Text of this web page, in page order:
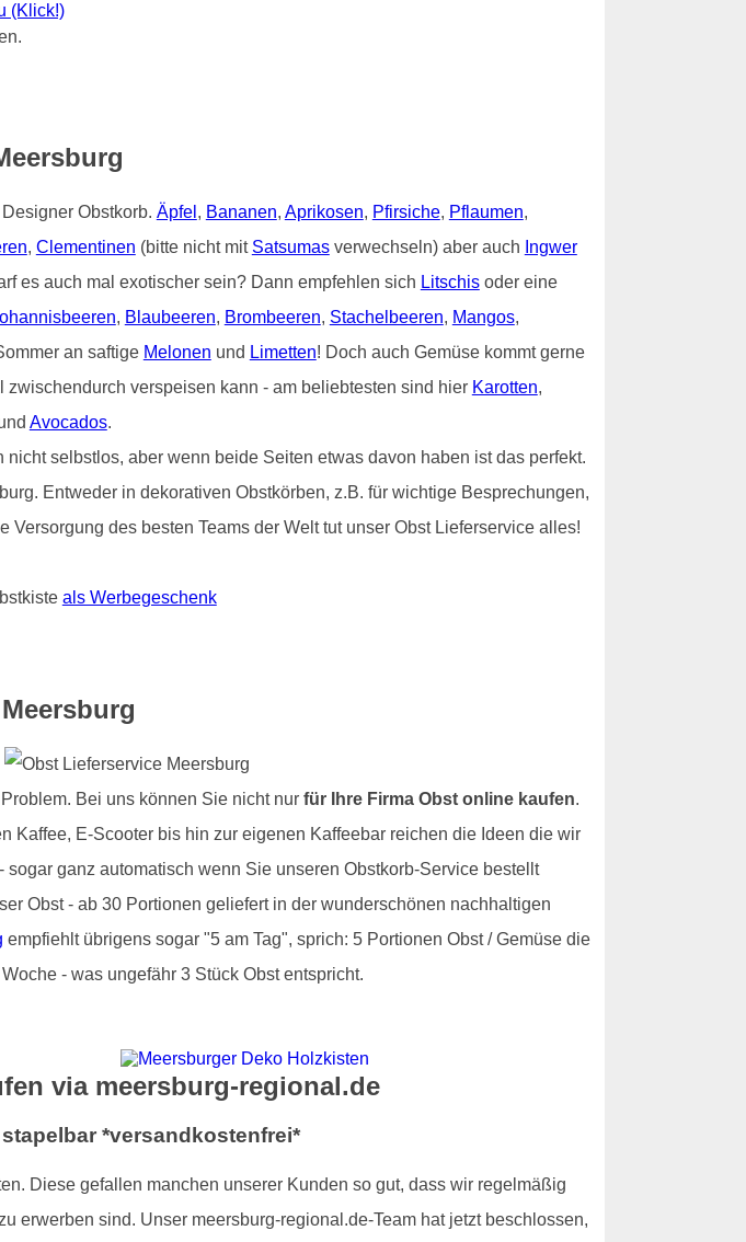
(Klick!)
Obstkorb. Äpfel , Bananen, Aprikosen, Pfirsiche, Pflaumen,
, Clementinen (bitte nicht mit Satsumasverwechseln) aber auch Ingwer
es auch mal exotischer sein? Dann empfehlen sich Litschisoder eine
, Blaubeeren, Brombeeren, Stachelbeeren, Mangos,
an saftige Melonen und Limetten! Doch auch Gemüse kommt gerne
verspeisen kann - am beliebtesten sind hier Karotten,
Avocados.
selbstlos, aber wenn beide Seiten etwas davon haben ist das perfekt.
Entweder in dekorativen Obstkörben, z.B. für wichtige Besprechungen,
Versorgung des besten Teams der Welt tut unser Obst Lieferservice alles!
als Werbegeschenk
Bei uns können Sie nicht nur für Ihre Firma Obst online kaufen.
E-Scooter bis hin zur eigenen Kaffeebar reichen die Ideen die wir
ganz automatisch wenn Sie unseren Obstkorb-Service bestellt
Obst - ab 30 Portionen geliefert in der wunderschönen nachhaltigen
empfiehlt übrigens sogar "5 am Tag", sprich: 5 Portionen Obst / Gemüse die
- was ungefähr 3 Stück Obst entspricht.
via meersburg-regional.de
*versandkostenfrei*
Diese gefallen manchen unserer Kunden so gut, dass wir regelmäßig
erwerben sind. Unser meersburg-regional.de-Team hat jetzt beschlossen,